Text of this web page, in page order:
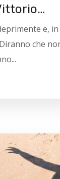
e, in
che